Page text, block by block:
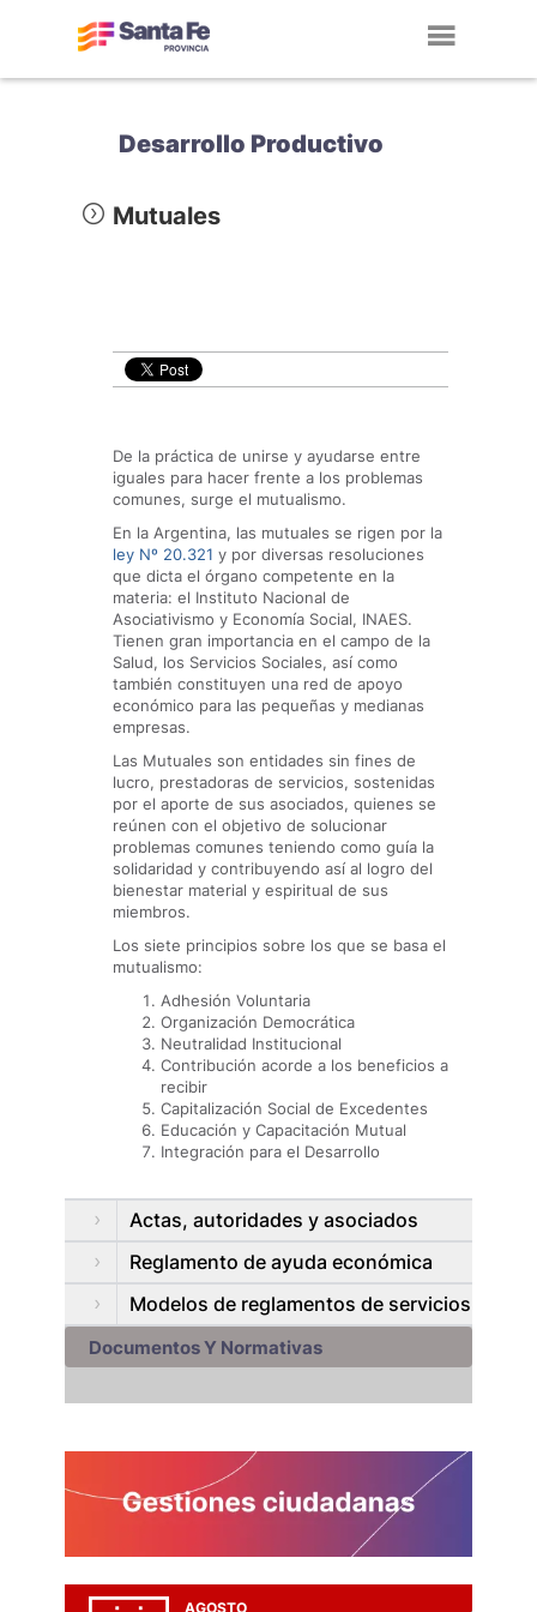
Desarrollo Productivo
Mutuales
De la práctica de unirse y ayudarse entre
iguales para hacer frente a los problemas
comunes, surge el mutualismo.
En la Argentina, las mutuales se rigen por la
ley Nº 20.321 y por diversas resoluciones
que dicta el órgano competente en la
materia: el Instituto Nacional de
Asociativismo y Economía Social, INAES.
Tienen gran importancia en el campo de la
Salud, los Servicios Sociales, así como
también constituyen una red de apoyo
económico para las pequeñas y medianas
empresas.
Las Mutuales son entidades sin fines de
lucro, prestadoras de servicios, sostenidas
por el aporte de sus asociados, quienes se
reúnen con el objetivo de solucionar
problemas comunes teniendo como guía la
solidaridad y contribuyendo así al logro del
bienestar material y espiritual de sus
miembros.
Los siete principios sobre los que se basa el
mutualismo:
Adhesión Voluntaria
Organización Democrática
Neutralidad Institucional
Contribución acorde a los beneficios a
recibir
Capitalización Social de Excedentes
Educación y Capacitación Mutual
Integración para el Desarrollo
Actas, autoridades y asociados
Reglamento de ayuda económica
Modelos de reglamentos de servicios
Documentos Y Normativas
AGOSTO